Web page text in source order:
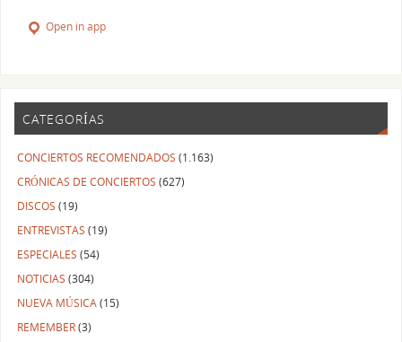
Open in app
CATEGORÍAS
CONCIERTOS RECOMENDADOS (1.163)
CRÓNICAS DE CONCIERTOS (627)
DISCOS (19)
ENTREVISTAS (19)
ESPECIALES (54)
NOTICIAS (304)
NUEVA MÚSICA (15)
REMEMBER(3)